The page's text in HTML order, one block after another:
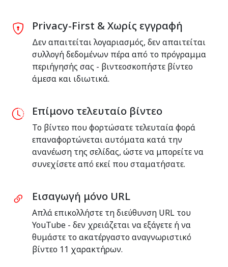
Privacy-First & Χωρίς εγγραφή
Δεν απαιτείται λογαριασμός, δεν απαιτείται
συλλογή δεδομένων πέρα από το πρόγραμμα
περιήγησής σας - βιντεοσκοπήστε βίντεο
άμεσα και ιδιωτικά.
Επίμονο τελευταίο βίντεο
Το βίντεο που φορτώσατε τελευταία φορά
επαναφορτώνεται αυτόματα κατά την
ανανέωση της σελίδας, ώστε να μπορείτε να
συνεχίσετε από εκεί που σταματήσατε.
Εισαγωγή μόνο URL
Απλά επικολλήστε τη διεύθυνση URL του
YouTube - δεν χρειάζεται να εξάγετε ή να
θυμάστε το ακατέργαστο αναγνωριστικό
βίντεο 11 χαρακτήρων.